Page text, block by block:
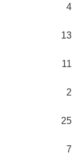
4
13
11
2
25
7